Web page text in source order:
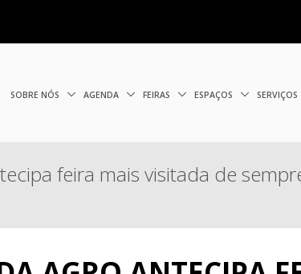
SOBRE NÓS AGENDA FEIRAS ESPAÇOS SERVIÇOS
feira mais visitada de